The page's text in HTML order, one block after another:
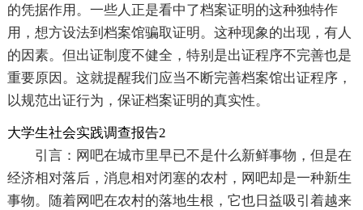
的凭据作用。一些人正是看中了档案证明的这种独特作
用，想方设法到档案馆骗取证明。这种现象的出现，有人
的因素。但出证制度不健全，特别是出证程序不完善也是
重要原因。这就提醒我们应当不断完善档案馆出证程序，
以规范出证行为，保证档案证明的真实性。
大学生社会实践调查报告2
引言：网吧在城市里早已不是什么新鲜事物，但是在
经济相对落后，消息相对闭塞的农村，网吧却是一种新生
事物。随着网吧在农村的落地生根，它也日益吸引着越来